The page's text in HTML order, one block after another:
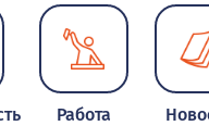
Работа